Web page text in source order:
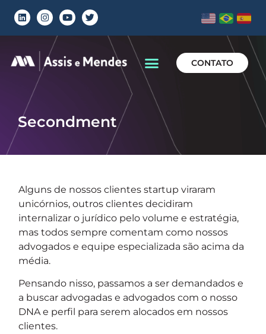
CONTATO
Secondment
Alguns de nossos clientes startup viraram
unicórnios, outros clientes decidiram
internalizar o jurídico pelo volume e estratégia,
mas todos sempre comentam como nossos
advogados e equipe especializada são acima da
média.
Pensando nisso, passamos a ser demandados e
a buscar advogadas e advogados com o nosso
DNA e perfil para serem alocados em nossos
clientes.